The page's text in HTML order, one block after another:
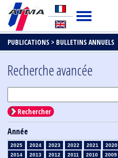
PUBLICATIONS > BULLETINS ANNUELS
Recherche avancée
Rechercher
Année
2025 2024 2023 2022 2021 2020
2014
2013 2012 2011 2010 2009